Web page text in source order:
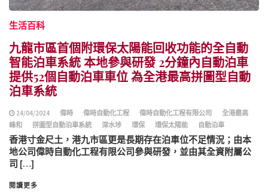
生活百科
九龍市區首個附環保太陽能回收功能的全自動
智能泊車系統 本地參與研發 2分鐘內自動泊車
提供52個自動泊車車位 為全港最高拼圖型自動
泊車系統
24/04/2024 偉時 偉時自動化工程 偉時自動化工程有限公司
全港最高
峰和
拼圖型自動泊車系統 深水埗 環保 環保太陽能 自動泊車
香港寸金尺土，港九市區更是長期存在泊車位不足情況；由本
地公司偉時自動化工程有限公司參與研發，並由其全資附屬公
司 […]
閱讀更多